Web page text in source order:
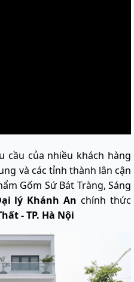
cầu của nhiều khách hàng
và các tỉnh thành lân cận
Gốm Sứ Bát Tràng, Sáng
lý Khánh An chính thức
- TP. Hà Nội